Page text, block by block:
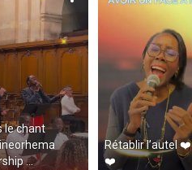
le chant
Rétablir l’autel
❤️